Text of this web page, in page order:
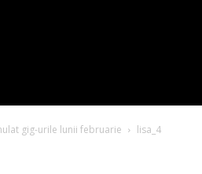
gig-urile lunii februarie lisa_4